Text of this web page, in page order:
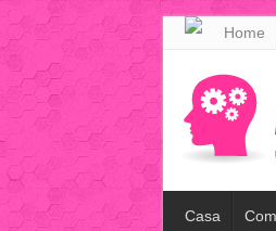
meritking
giriş
kingroyal
giriş
Home
Casa